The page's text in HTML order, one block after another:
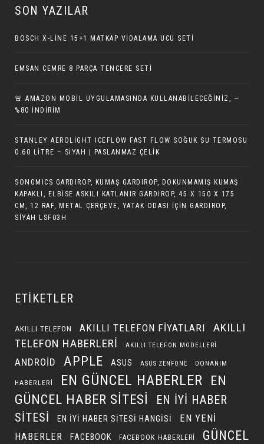
SON YAZILAR
BOSCH X-LINE 15+1 MATKAP VIDALAMA UCU SETI
EMSAN CEMRE 8 PARÇA TENCERE SETI
🚨 AMAZON MOBIL UYGULAMASINDA KULLANABILECEĞINIZ, —
%80 İNDIRIM
STANLEY AEROLIGHT ICEFLOW FAST FLOW SOĞUK SU TERMOSU
0.60 LITRE – SIYAH | PASLANMAZ ÇELIK
SONGMICS GARDIROP, KUMAŞ GARDIROP, DOKUNMAMIŞ KUMAŞ
KAPAKLI, ELBISE ASKILI KATLANIR GARDIROP, 45 X 150 X 175
CM, 12 RAF, METAL ÇERÇEVE, YATAK ODASI IÇIN GARDIROP,
SIYAH LSF03H
ETIKETLER
AKILLI TELEFON AKILLI TELEFON FIYATLARI
AKILLI
TELEFON HABERLERI
AKILLI TELEFON MODELLERI
ANDROID APPLE ASUS ASUS ZENFONE DONANIM
HABERLERI EN GÜNCEL HABERLER EN
GÜNCEL HABER SITESI
EN IYI HABER
SITESI
EN IYI HABER SITESI HANGISI
EN YENI
HABERLER
FACEBOOK FACEBOOK HABERLERI
GÜNCEL